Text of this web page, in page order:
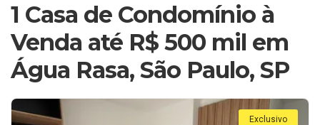
1 Casa de Condomínio à
Venda até R$ 500 mil em
Água Rasa, São Paulo, SP
Exclusivo